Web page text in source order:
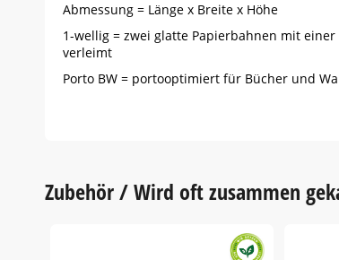
Abmessung = Länge x Breite x Höhe
1-wellig = zwei glatte Papierbahnen mit
verleimt
Porto BW = portooptimiert für Bücher und
Zubehör / Wird oft zusammen